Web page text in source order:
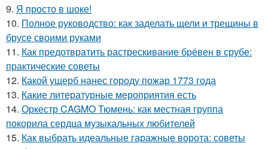
9. Я просто в шоке!
10. Полное руководство: как заделать щели и трещины в
брусе своими руками
11. Как предотвратить растрескивание брёвен в срубе:
практические советы
12. Какой ущерб нанес городу пожар 1773 года
13. Какие литературные мероприятия есть
14. Оркестр CAGMO Тюмень: как местная группа
покорила сердца музыкальных любителей
15. Как выбрать идеальные гаражные ворота: советы